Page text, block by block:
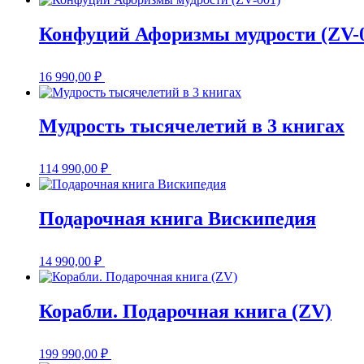
Конфуций Афоризмы мудрости (ZV-
16 990,00 ₽
Мудрость тысячелетий в 3 книгах
114 990,00 ₽
Подарочная книга Вискипедия
14 990,00 ₽
Корабли. Подарочная книга (ZV)
199 990,00 ₽